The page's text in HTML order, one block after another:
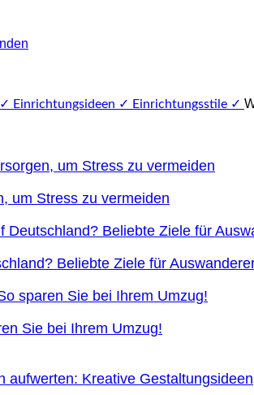
um Stress zu vermeiden
Beliebte Ziele für
Sie bei Ihrem Umzug!